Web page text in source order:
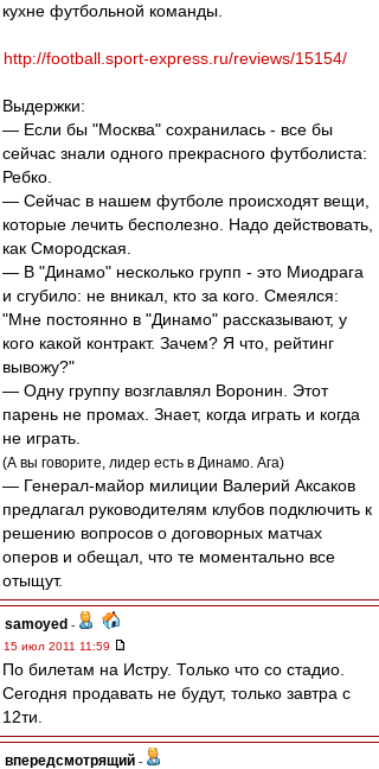
кухне футбольной команды.
http://football.sport-express.ru/reviews/15154/
Выдержки:
— Если бы "Москва" сохранилась - все бы
сейчас знали одного прекрасного футболиста:
Ребко.
— Сейчас в нашем футболе происходят вещи,
которые лечить бесполезно. Надо действовать,
как Смородская.
— В "Динамо" несколько групп - это Миодрага
и сгубило: не вникал, кто за кого. Смеялся:
"Мне постоянно в "Динамо" рассказывают, у
кого какой контракт. Зачем? Я что, рейтинг
вывожу?"
— Одну группу возглавлял Воронин. Этот
парень не промах. Знает, когда играть и когда
не играть.
(А вы говорите, лидер есть в Динамо. Ага)
— Генерал-майор милиции Валерий Аксаков
предлагал руководителям клубов подключить к
решению вопросов о договорных матчах
оперов и обещал, что те моментально все
отыщут.
samoyed -
15 июл 2011 11:59
По билетам на Истру. Только что со стадио.
Сегодня продавать не будут, только завтра с
12ти.
впередсмотрящий -